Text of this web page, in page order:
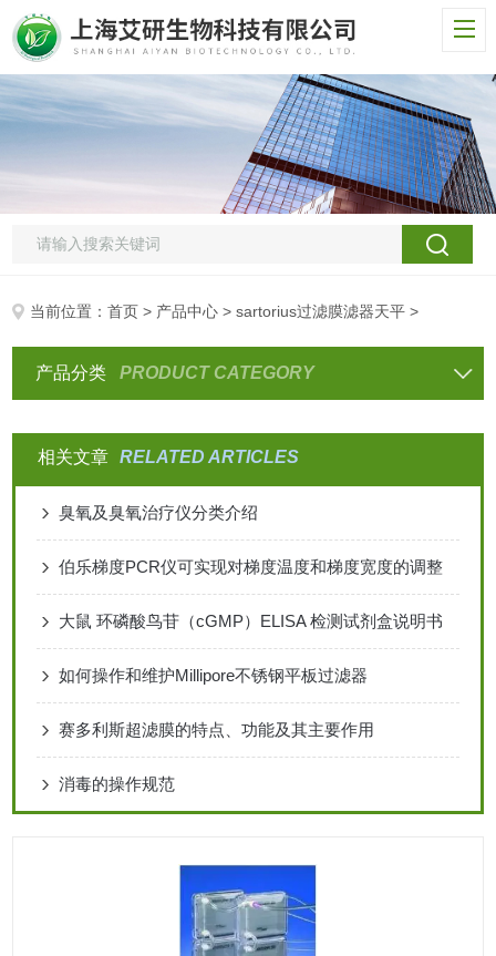
当前位置：首页 > 产品中心 >sartorius过滤膜滤器天平 >
产品分类 PRODUCT CATEGORY
相关文章 RELATED ARTICLES
臭氧及臭氧治疗仪分类介绍
伯乐梯度PCR仪可实现对梯度温度和梯度宽度的调整
大鼠 环磷酸鸟苷（cGMP）ELISA 检测试剂盒说明书
如何操作和维护Millipore不锈钢平板过滤器
赛多利斯超滤膜的特点、功能及其主要作用
消毒的操作规范